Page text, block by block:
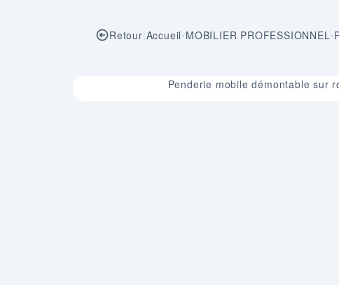
Retour|Accueil•MOBILIER PROFESSIONNEL•
Penderie mobile démontable sur